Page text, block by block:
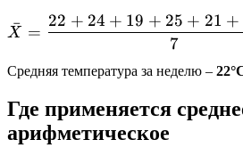
X̄ =
X
ˉ =
7
22 + 24 + 19 + 25 + 21 +
Средняя температура за неделю –
Где применяется
арифметическое